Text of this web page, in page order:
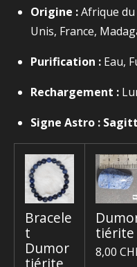
Origine :Afrique du
Unis, France,
Purification : Eau,
Rechargement :
Signe Astro :
Bracele
t
Dumor
tiérite
tiérite
8,00